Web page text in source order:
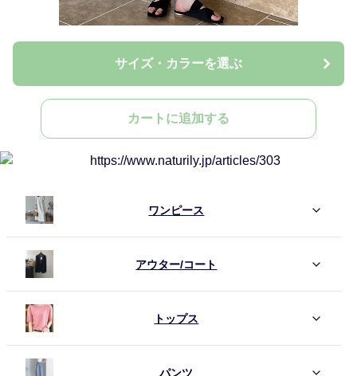
サイズ・カラーを選ぶ
カートに追加する
ワンピース
アウター/コート
トップス
パンツ